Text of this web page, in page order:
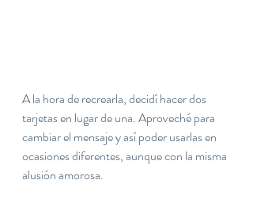
A la hora de recrearla, decidí hacer dos
tarjetas en lugar de una. Aproveché para
cambiar el mensaje y así poder usarlas en
ocasiones diferentes, aunque con la misma
alusión amorosa.